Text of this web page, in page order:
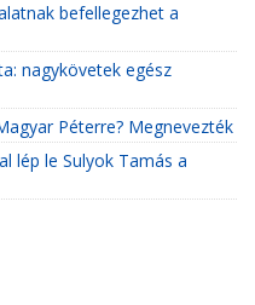
befellegezhet a
nagykövetek egész
Péterre? Megnevezték
lép le Sulyok Tamás a